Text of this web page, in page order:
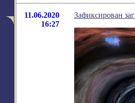
11.06.2020
16:27
Зафиксирован